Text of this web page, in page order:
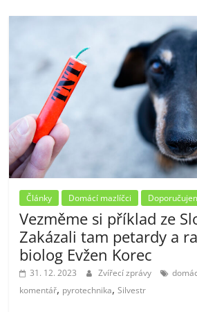
Články Domácí mazlíčci
Vezměme si příklad ze
Zakázali tam petardy a
biolog Evžen Korec
31. 12. 2023 Zvířecí zprávy
komentář, pyrotechnika,Silvestr